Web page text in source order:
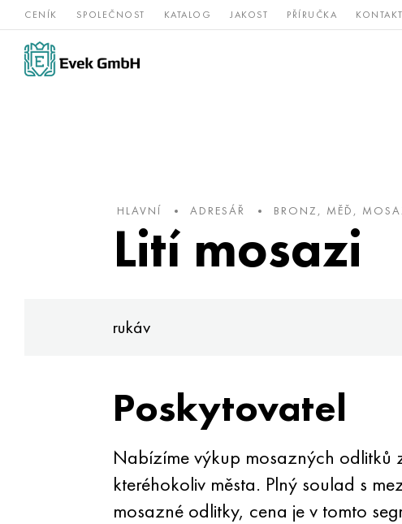
CENÍK SPOLEČNOST KATALOG JAKOST PŘÍRUČKA
Slitiny
niklu
nerezová Vzácné
HLAVNÍ ADRESÁŘ BRONZ, MĚĎ,
Lití mosazi
rukáv
Poskytovatel
Nabízíme výkup mosazných odlitků
kteréhokoliv města. Plný soulad s
mosazné odlitky, cena je v tomto